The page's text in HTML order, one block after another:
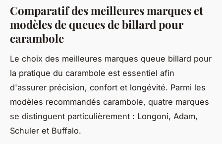
Comparatif des meilleures marques et
modèles de queues de billard pour
carambole
Le choix des meilleures marques queue billard pour
la pratique du carambole est essentiel afin
d'assurer précision, confort et longévité. Parmi les
modèles recommandés carambole, quatre marques
se distinguent particulièrement : Longoni, Adam,
Schuler et Buffalo.